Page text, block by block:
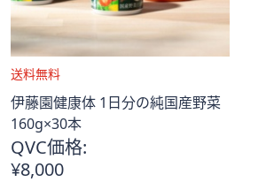
送
料
無
料
伊藤園健康体 1日分の純国産野菜
160g×30本
QVC価格:
¥8,000